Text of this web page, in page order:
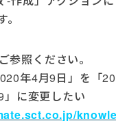
参照ください。
年4月9日」を「
に変更したい